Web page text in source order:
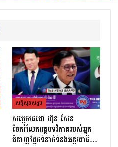
សន្តិសុខសង្គម
សម្តេចតេជោ ហ៊ុន សែន
ចែករំលែកអត្ថបទវិភាគរបស់អ្នក
ជំនាញផ្នែកទំនាក់ទំនងអន្តរជាតិ…